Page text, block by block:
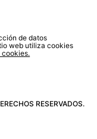
RESERVADOS.
de datos
web utiliza cookies
cookies.